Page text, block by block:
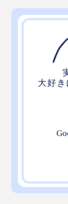
パイル地は、
かいても、し
中、肌ざわり